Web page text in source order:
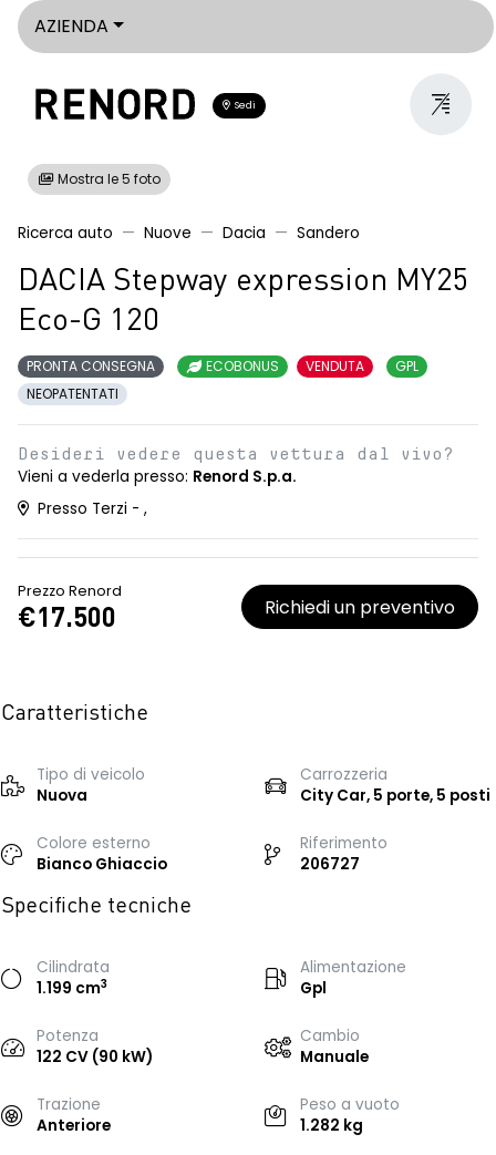
AZIENDA
Sedi
Mostra le 5 foto
Ricerca auto Nuove Dacia Sandero
DACIA Stepway expression MY25
Eco-G 120
PRONTA CONSEGNA ECOBONUS VENDUTA
GPL
NEOPATENTATI
Desideri vedere questa vettura dal vivo?
Vieni a vederla presso: Renord S.p.a.
Presso Terzi - ,
Prezzo Renord
€17.500 Richiedi un preventivo
Caratteristiche
Tipo di veicolo
Nuova
Carrozzeria
City Car, 5 porte, 5 posti
Colore esterno
Bianco Ghiaccio
Riferimento
206727
Specifiche tecniche
Cilindrata
1.199 cm3
Alimentazione
Gpl
Potenza
122 CV (90 kW)
Cambio
Manuale
Trazione
Anteriore
Peso a vuoto
1.282 kg